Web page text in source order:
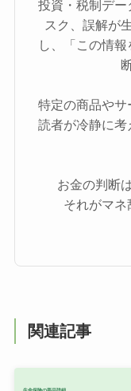
投資・税制デー
スク、誤解が
し、「この情
特定の商品やサ
読者が冷静に
お金の判断
それがマネ
関連記事